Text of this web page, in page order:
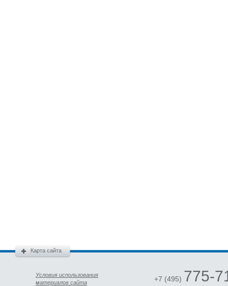
Карта сайта
Условия использования
материалов сайта
+7 (495) 775-